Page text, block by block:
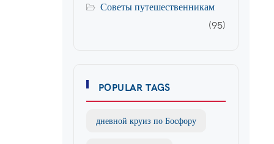
Советы путешественникам
(95)
POPULAR TAGS
дневной круиз по Босфору